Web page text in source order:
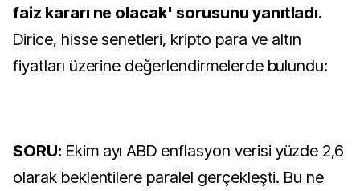
faiz kararı ne olacak' sorusunu yanıtladı.
Dirice, hisse senetleri, kripto para ve altın
fiyatları üzerine değerlendirmelerde bulundu:
SORU: Ekim ayı ABD enflasyon verisi yüzde 2,6
olarak beklentilere paralel gerçekleşti. Bu ne